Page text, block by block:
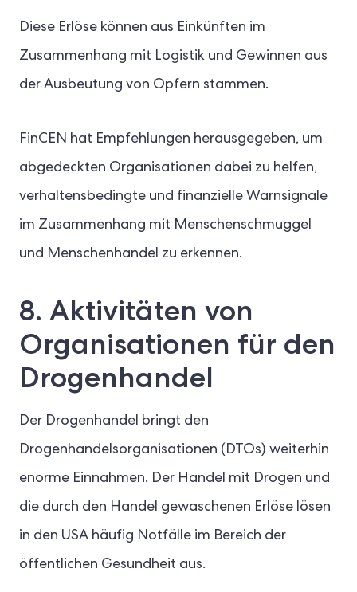
Diese Erlöse können aus Einkünften im
Zusammenhang mit Logistik und Gewinnen aus
der Ausbeutung von Opfern stammen.
FinCEN hat Empfehlungen herausgegeben, um
abgedeckten Organisationen dabei zu helfen,
verhaltensbedingte und finanzielle Warnsignale
im Zusammenhang mit Menschenschmuggel
und Menschenhandel zu erkennen.
8. Aktivitäten von
Organisationen für den
Drogenhandel
Der Drogenhandel bringt den
Drogenhandelsorganisationen (DTOs) weiterhin
enorme Einnahmen. Der Handel mit Drogen und
die durch den Handel gewaschenen Erlöse lösen
in den USA häufig Notfälle im Bereich der
öffentlichen Gesundheit aus.